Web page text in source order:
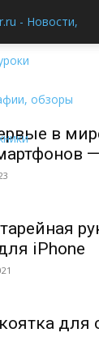
в
—
iPhone
для